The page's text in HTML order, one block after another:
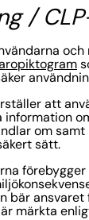
/
att
information
om samt
sätt.
bär
märkta